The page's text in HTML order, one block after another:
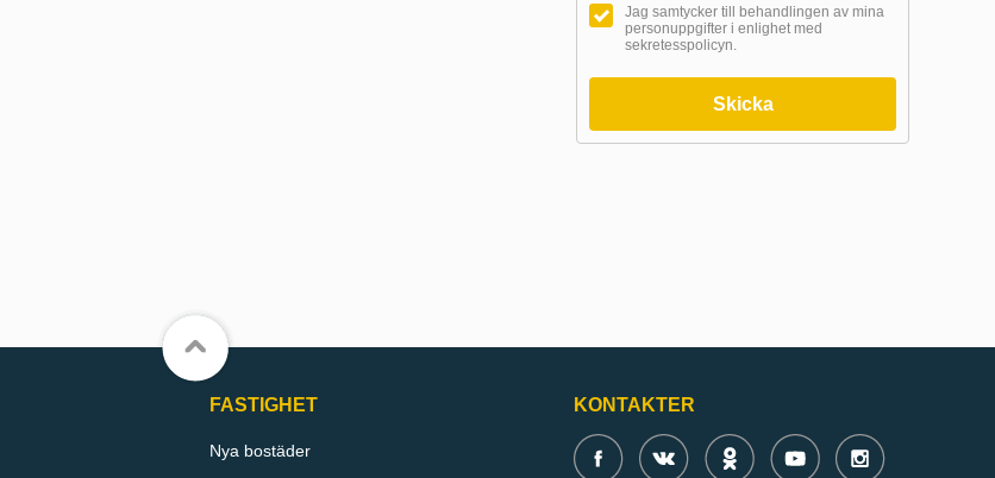
Jag samtycker till behandlingen av mina
personuppgifter i enlighet med
sekretesspolicyn.
Skicka
FASTIGHET
Nya bostäder
KONTAKTER